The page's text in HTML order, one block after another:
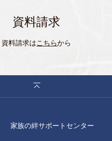
資料請求
資料請求はこちらから
家族の絆サポートセンター